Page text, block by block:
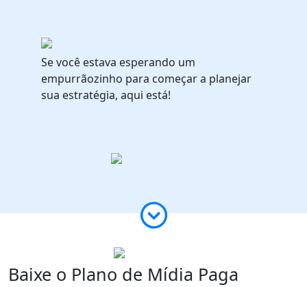
Se você estava esperando um
empurrãozinho para começar a planejar
sua estratégia, aqui está!
Baixe o Plano de Mídia Paga